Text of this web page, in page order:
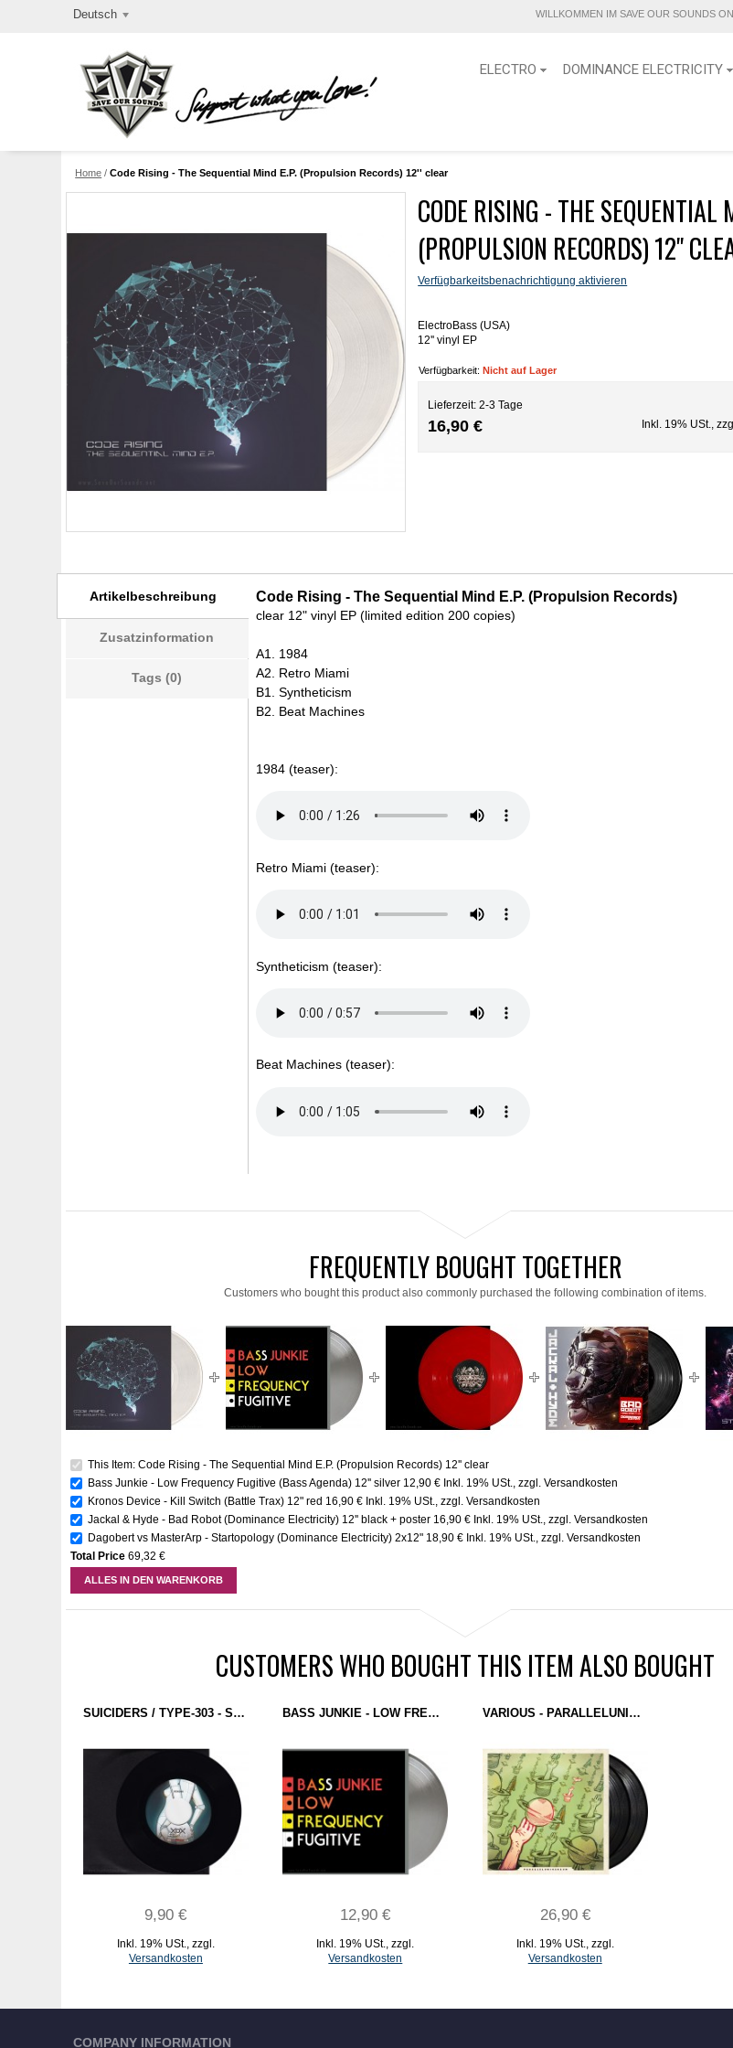
Deutsch WILLKOMMEN IM SAVE OUR SOUNDS
ELECTRO DOMINANCE ELECTRICITY
Home /Code Rising - The Sequential Mind E.P. (Propulsion Records) 12'' clear
CODE RISING - THE SEQUENTIAL
(PROPULSION RECORDS) 12''
Verfügbarkeitsbenachrichtigung aktivieren
ElectroBass (USA)
12'' vinyl EP
Verfügbarkeit:Nicht auf Lager
Lieferzeit: 2-3 Tage
16,90 € Inkl. 19% USt.
Artikelbeschreibung
Zusatzinformation
Tags (0)
Code Rising - The Sequential Mind E.P. (Propulsion Records)
clear 12" vinyl EP (limited edition 200 copies)
A1. 1984
A2. Retro Miami
B1. Syntheticism
B2. Beat Machines
1984 (teaser):
Retro Miami (teaser):
Syntheticism (teaser):
Beat Machines (teaser):
FREQUENTLY BOUGHT TOGETHER
Customers who bought this product also commonly purchased the following combination of items.
This Item: Code Rising - The Sequential Mind E.P. (Propulsion Records) 12'' clear
Bass Junkie - Low Frequency Fugitive (Bass Agenda) 12'' silver 12,90 € Inkl. 19% USt. ,zzgl.Versandkosten
Kronos Device - Kill Switch (Battle Trax) 12" red 16,90 € Inkl. 19% USt. ,zzgl.Versandkosten
Jackal & Hyde - Bad Robot (Dominance Electricity) 12'' black + poster 16,90 € Inkl. 19% USt. ,zzgl.Versandkosten
Dagobert vs MasterArp - Startopology (Dominance Electricity) 2x12" 18,90 € Inkl. 19% USt. ,zzgl.Versandkosten
Total Price 69,32 €
ALLES IN DEN WARENKORB
CUSTOMERS WHO BOUGHT THIS ITEM ALSO BOUGHT
SUICIDERS / TYPE-303 - SEX MASK / RUB-A-DUCK (X0X RECORDS) 7''
9,90 €
Inkl. 19% USt., zzgl.
Versandkosten
BASS JUNKIE - LOW FREQUENCY FUGITIVE (BASS AGENDA) 12'' SILVER
12,90 €
Inkl. 19% USt.,zzgl.
Versandkosten
VARIOUS - PARALLELUNIVERSUM (PU RECORDS) 2X12"
26,90 €
Inkl. 19% USt., zzgl.
Versandkosten
COMPANY INFORMATION